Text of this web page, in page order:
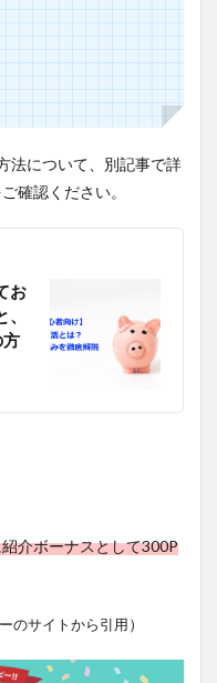
法について、別記事で詳
確認ください。
お
紹介ボーナスとして300P
のサイトから引用）